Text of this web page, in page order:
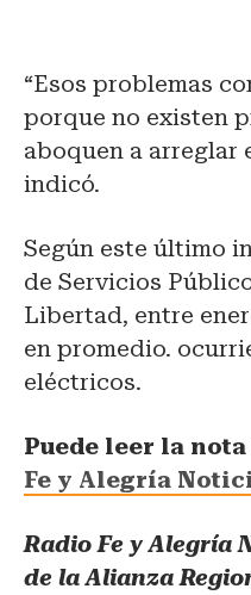
“Esos problemas
porque no existen
aboquen a arreglar
indicó.
Según este último
de Servicios
Libertad, entre
en promedio.
eléctricos.
Puede leer la
Fe y Alegría
Radio Fe y Alegría
de la Alianza